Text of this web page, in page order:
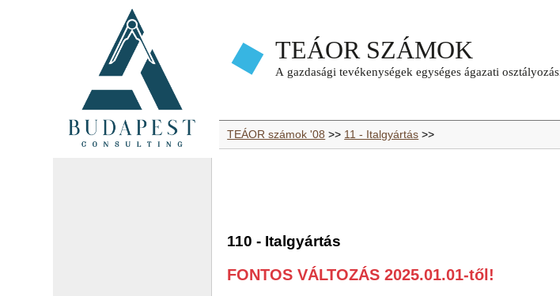
TEÁOR számok '08 >> 11 - Italgyártás >>
110 - Italgyártás
FONTOS VÁLTOZÁS 2025.01.01-től!